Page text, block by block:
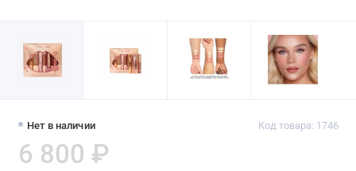
Нет в наличии Код товара: 1746
6 800 ₽